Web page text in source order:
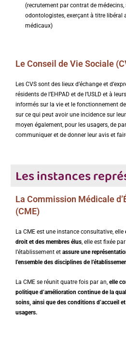
(recrutement par contrat de médecins,
odontologistes, exerçant à titre libéral
médicaux)
LeConseil de Vie Sociale
Les CVS sont des lieux d’échange et
résidents de l’EHPAD et de l’USLD et à
informés sur la vie et le fonctionnement
sur ce qui peut avoir une incidence sur
moyen également, pour les usagers, de
communiquer et de donner leur avis et
Les instances
La Commission Médicale
(CME)
La CME est une instance consultative, elle
droit et des membres élus , elle est fixée
l’établissement etassure une
l’ensemble des disciplines de
La CME se réunit quatre fois par an,elle
politique d’amélioration continue de la
soins, ainsi que des conditions d’accueil
usagers.